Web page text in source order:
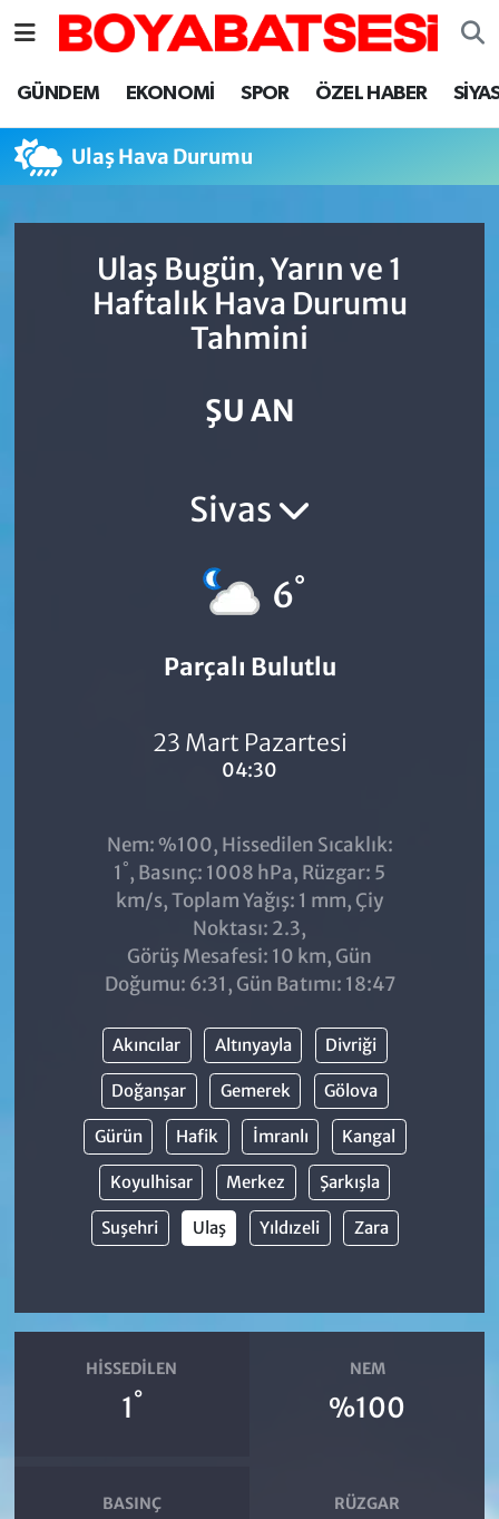
GÜNDEM EKONOMİ SPOR ÖZEL HABER
Ulaş Hava Durumu
Ulaş Bugün, Yarın ve 1
Haftalık Hava Durumu
Tahmini
ŞU AN
Sivas
6°
Parçalı Bulutlu
23 Mart Pazartesi
04:30
Nem: %100, Hissedilen Sıcaklık:
1 °, Basınç: 1008 hPa, Rüzgar: 5
km/s, Toplam Yağış: 1 mm, Çiy
Noktası: 2.3,
Görüş Mesafesi: 10 km, Gün
Doğumu: 6:31, Gün Batımı: 18:47
Akıncılar Altınyayla Divriği
Doğanşar Gemerek Gölova
Gürün Hafik İmranlı Kangal
Koyulhisar Merkez Şarkışla
Suşehri Ulaş Yıldızeli Zara
HISSEDILEN
1°
NEM
%100
BASINÇ RÜZGAR
Sinop Nöbetçi Eczaneler
Sinop Hava Durumu
Sinop Trafik Yoğunluk Haritası
Süper Lig Puan Durumu ve Fikstür
Son Dakika Haberleri